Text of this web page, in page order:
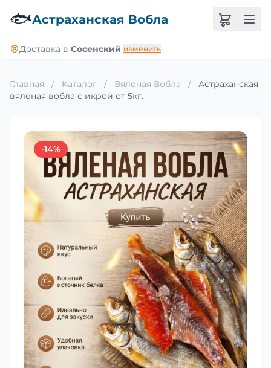
🐟Астраханская Вобла
Доставка в Сосенский изменить
Главная / Каталог / Вяленая Вобла /
Астраханская
вяленая вобла с икрой от 5кг.
-14%